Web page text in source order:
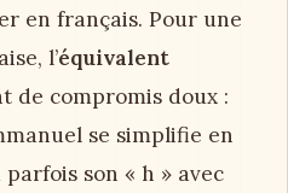
en français. Pour une
l’équivalent
de compromis doux :
se simplifie en
son « h » avec